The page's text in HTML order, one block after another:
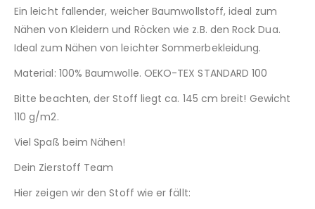
Ein leicht fallender, weicher Baumwollstoff, ideal zum
Nähen von Kleidern und Röcken wie z.B. den Rock Dua.
Ideal zum Nähen von leichter Sommerbekleidung.
Material: 100% Baumwolle. OEKO-TEX STANDARD 100
Bitte beachten, der Stoff liegt ca. 145 cm breit! Gewicht
110 g/m2.
Viel Spaß beim Nähen!
Dein Zierstoff Team
Hier zeigen wir den Stoff wie er fällt: